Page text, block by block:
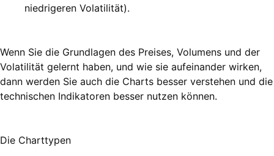
niedrigeren Volatilität).
Wenn Sie die Grundlagen des Preises, Volumens und der
Volatilität gelernt haben, und wie sie aufeinander wirken,
dann werden Sie auch die Charts besser verstehen und die
technischen Indikatoren besser nutzen können.
Die Charttypen